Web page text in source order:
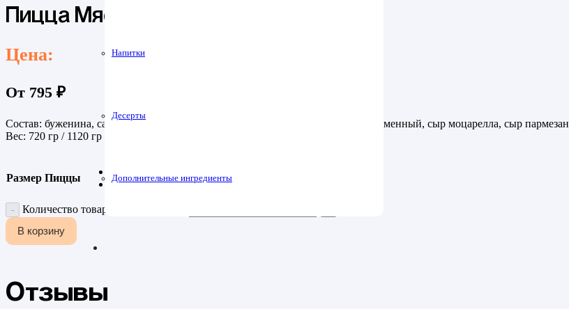
Напитки
Десерты
Дополнительные ингредиенты
Пицца Мясная
Цена:
От 795 ₽
Состав: буженина, салями, куриное филе, маслины, помидоры черри, соус фирменный, сыр моцарелла, сыр пармезан
Вес: 720 гр / 1120 гр
Размер Пиццы
Количество товара Пицца Мясная
В корзину
Отзывы